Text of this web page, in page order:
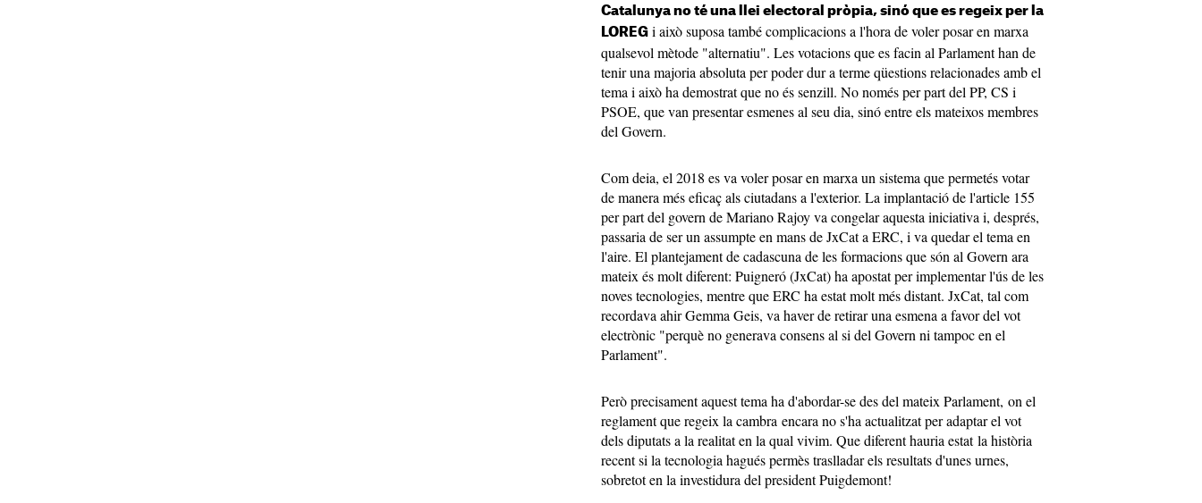
Catalunya no té una llei electoral pròpia, sinó que es regeix per la
LOREG i això suposa també complicacions a l'hora de voler posar en marxa
qualsevol mètode "alternatiu". Les votacions que es facin al Parlament han de
tenir una majoria absoluta per poder dur a terme qüestions relacionades amb el
tema i això ha demostrat que no és senzill. No només per part del PP, CS i
PSOE, que van presentar esmenes al seu dia, sinó entre els mateixos membres
del Govern.
Com deia, el 2018 es va voler posar en marxa un sistema que permetés votar
de manera més eficaç als ciutadans a l'exterior. La implantació de l'article 155
per part del govern de Mariano Rajoy va congelar aquesta iniciativa i, després,
passaria de ser un assumpte en mans de JxCat a ERC, i va quedar el tema en
l'aire. El plantejament de cadascuna de les formacions que són al Govern ara
mateix és molt diferent: Puigneró (JxCat) ha apostat per implementar l'ús de les
noves tecnologies, mentre que ERC ha estat molt més distant. JxCat, tal com
recordava ahir Gemma Geis, va haver de retirar una esmena a favor del vot
electrònic "perquè no generava consens al si del Govern ni tampoc en el
Parlament".
Però precisament aquest tema ha d'abordar-se des del mateix Parlament, on el
reglament que regeix la cambra encara no s'ha actualitzat per adaptar el vot
dels diputats a la realitat en la qual vivim. Que diferent hauria estat la història
recent si la tecnologia hagués permès traslladar els resultats d'unes urnes,
sobretot en la investidura del president Puigdemont!